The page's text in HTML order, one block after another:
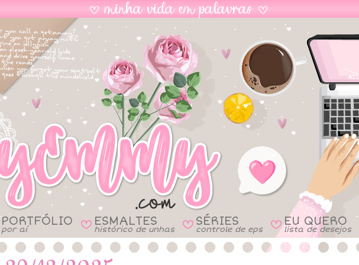
PORTFÓLIO
por aí B ESMALTES
histórico de unhas B SÉRIES
controle de eps B EU QUERO
lista de desejos